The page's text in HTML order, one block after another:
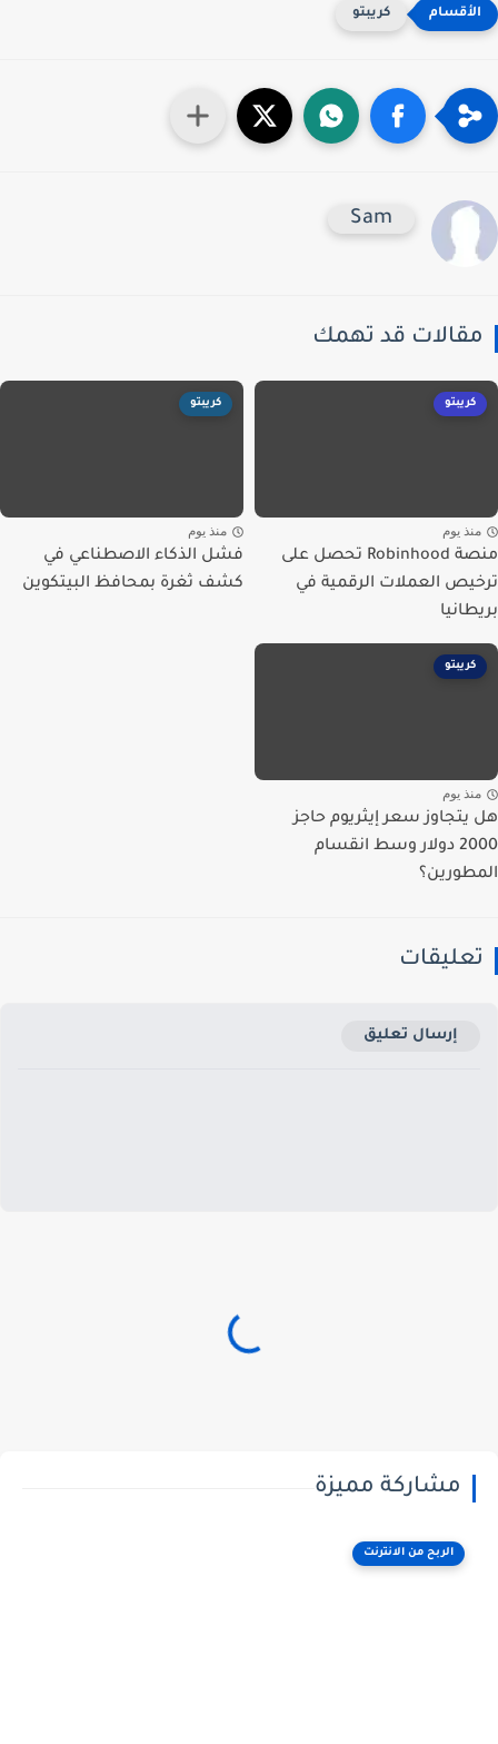
كريبتو
Sam
قد تهمك
كريبتو
يوم
منصة Robinhood تحصل على
العملات الرقمية في
كريبتو
منذ يوم
فشل الذكاء الاصطناعي في
كشف ثغرة بمحافظ البيتكوين
كريبتو
يوم
سعر إيثريوم حاجز
2000 دولار وسط انقسام
إرسال تعليق
مشاركة مميزة
الربح من الانترنت